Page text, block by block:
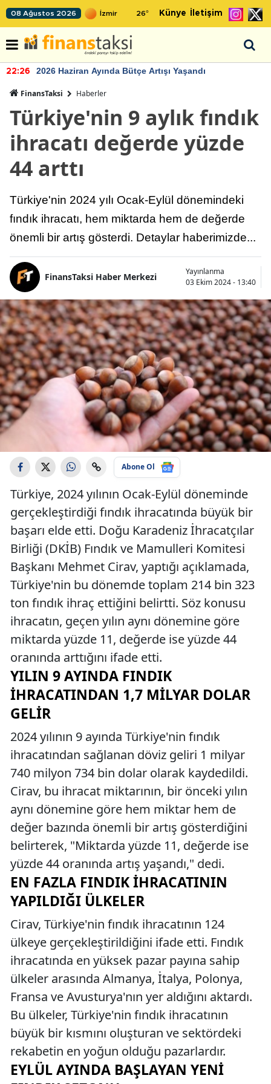
08 Ağustos 2026 26° Künye İletişim
22:26 2026 Haziran Ayında Bütçe Artışı Yaşandı
FinansTaksi Haberler
Türkiye'nin 9 aylık fındık
ihracatı değerde yüzde
44 arttı
Türkiye'nin 2024 yılı Ocak-Eylül dönemindeki
fındık ihracatı, hem miktarda hem de değerde
önemli bir artış gösterdi. Detaylar haberimizde...
FinansTaksi Haber Merkezi
Yayınlanma
03 Ekim 2024 - 13:40
Abone Ol
Türkiye, 2024 yılının Ocak-Eylül döneminde
gerçekleştirdiği fındık ihracatında büyük bir
başarı elde etti. Doğu Karadeniz İhracatçılar
Birliği (DKİB) Fındık ve Mamulleri Komitesi
Başkanı Mehmet Cirav, yaptığı açıklamada,
Türkiye'nin bu dönemde toplam 214 bin 323
ton fındık ihraç ettiğini belirtti. Söz konusu
ihracatın, geçen yılın aynı dönemine göre
miktarda yüzde 11, değerde ise yüzde 44
oranında arttığını ifade etti.
YILIN 9 AYINDA FINDIK
İHRACATINDAN 1,7 MILYAR DOLAR
GELIR
2024 yılının 9 ayında Türkiye'nin fındık
ihracatından sağlanan döviz geliri 1 milyar
740 milyon 734 bin dolar olarak kaydedildi.
Cirav, bu ihracat miktarının, bir önceki yılın
aynı dönemine göre hem miktar hem de
değer bazında önemli bir artış gösterdiğini
belirterek, "Miktarda yüzde 11, değerde ise
yüzde 44 oranında artış yaşandı," dedi.
EN FAZLA FINDIK İHRACATININ
YAPILDIĞI ÜLKELER
Cirav, Türkiye'nin fındık ihracatının 124
ülkeye gerçekleştirildiğini ifade etti. Fındık
ihracatında en yüksek pazar payına sahip
ülkeler arasında Almanya, İtalya, Polonya,
Fransa ve Avusturya'nın yer aldığını aktardı.
Bu ülkeler, Türkiye'nin fındık ihracatının
büyük bir kısmını oluşturan ve sektördeki
rekabetin en yoğun olduğu pazarlardır.
EYLÜL AYINDA BAŞLAYAN YENI